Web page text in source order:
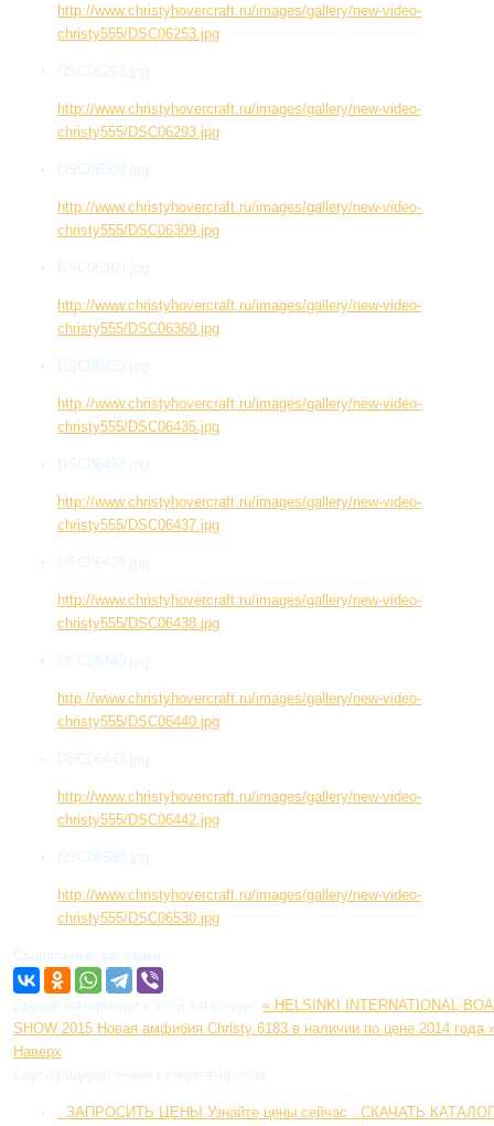
http://www.christyhovercraft.ru/images/gallery/new-video-
christy555/DSC06253.jpg
DSC06293.jpg
http://www.christyhovercraft.ru/images/gallery/new-video-
christy555/DSC06293.jpg
DSC06309.jpg
http://www.christyhovercraft.ru/images/gallery/new-video-
christy555/DSC06309.jpg
DSC06360.jpg
http://www.christyhovercraft.ru/images/gallery/new-video-
christy555/DSC06360.jpg
DSC06435.jpg
http://www.christyhovercraft.ru/images/gallery/new-video-
christy555/DSC06435.jpg
DSC06437.jpg
http://www.christyhovercraft.ru/images/gallery/new-video-
christy555/DSC06437.jpg
DSC06438.jpg
http://www.christyhovercraft.ru/images/gallery/new-video-
christy555/DSC06438.jpg
DSC06440.jpg
http://www.christyhovercraft.ru/images/gallery/new-video-
christy555/DSC06440.jpg
DSC06442.jpg
http://www.christyhovercraft.ru/images/gallery/new-video-
christy555/DSC06442.jpg
DSC06530.jpg
http://www.christyhovercraft.ru/images/gallery/new-video-
christy555/DSC06530.jpg
Социальные закладки
Другие материалы в этой категории:
« HELSINKI INTERNATIONAL
SHOW 2015 Новая амфибия Christy 6183 в наличии по цене 2014 года
Наверх
Сертифицированные катера-амфибии
. ЗАПРОСИТЬ ЦЕНЫ Узнайте цены сейчас . СКАЧАТЬ